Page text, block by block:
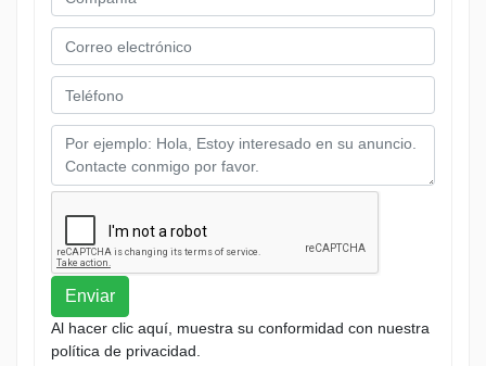
Enviar
Al hacer clic aquí, muestra su conformidad con nuestra
política de privacidad.